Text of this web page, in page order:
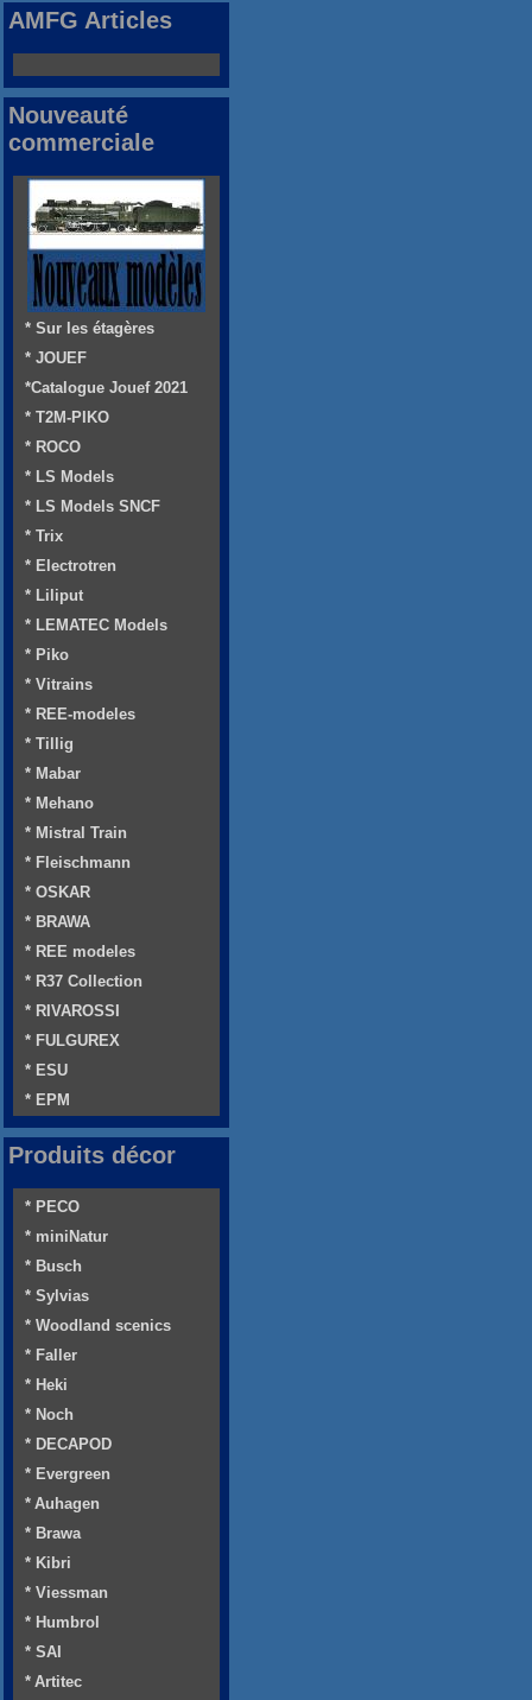
AMFG Articles
Nouveauté
commerciale
* Sur les étagères
* JOUEF
*Catalogue Jouef 2021
* T2M-PIKO
* ROCO
* LS Models
* LS Models SNCF
* Trix
* Electrotren
* Liliput
* LEMATEC Models
* Piko
* Vitrains
* REE-modeles
* Tillig
* Mabar
* Mehano
* Mistral Train
* Fleischmann
* OSKAR
* BRAWA
* REE modeles
* R37 Collection
* RIVAROSSI
* FULGUREX
* ESU
* EPM
Produits décor
* PECO
* miniNatur
* Busch
* Sylvias
* Woodland scenics
* Faller
* Heki
* Noch
* DECAPOD
* Evergreen
* Auhagen
* Brawa
* Kibri
* Viessman
* Humbrol
* SAI
* Artitec